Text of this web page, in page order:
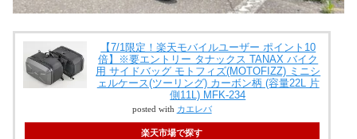
【7/1限定！楽天モバイルユーザー ポイント10
倍】※要エントリー タナックス TANAX バイク
用 サイドバッグ モトフィズ(MOTOFIZZ) ミニシ
ェルケース(ツーリング) カーボン柄 (容量22L 片
側11L) MFK-234
posted with カエレバ
楽天市場で探す